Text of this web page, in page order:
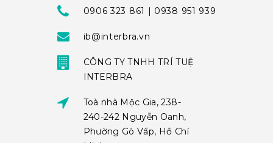
0906 323 861 | 0938 951 939
ib@interbra.vn
CÔNG TY TNHH TRÍ TUỆ
INTERBRA
Toà nhà Mộc Gia, 238-
240-242 Nguyễn Oanh,
Phường Gò Vấp, Hồ Chí